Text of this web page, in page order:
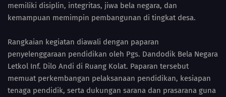
memiliki disiplin, integritas, jiwa bela negara, dan
kemampuan memimpin pembangunan di tingkat desa.
Rangkaian kegiatan diawali dengan paparan
penyelenggaraan pendidikan oleh Pgs. Dandodik Bela Negara
Letkol Inf. Dilo Andi di Ruang Kolat. Paparan tersebut
memuat perkembangan pelaksanaan pendidikan, kesiapan
tenaga pendidik, serta dukungan sarana dan prasarana guna